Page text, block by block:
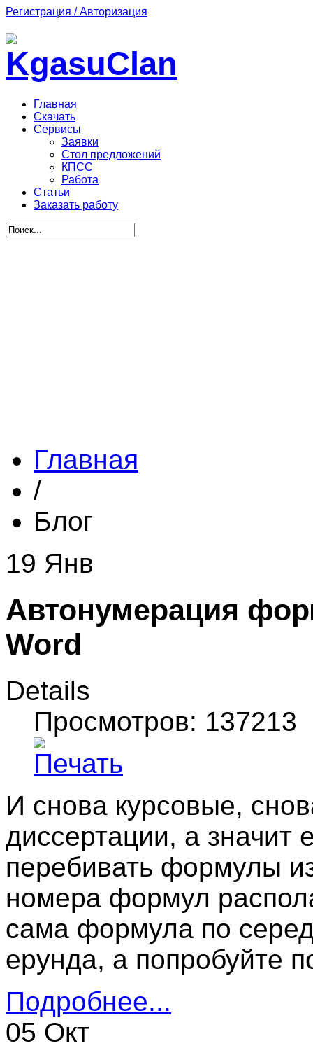
Регистрация / Авторизация
Главная
Скачать
Сервисы
Заявки
Стол предложений
КПСС
Работа
Статьи
Заказать работу
Главная
/
Блог
19 Янв
Автонумерация
Word
Details
Просмотров: 137213
И снова курсовые,
диссертации, а значит
перебивать формулы
номера формул
сама формула по
ерунда, а попробуйте
Подробнее...
05 Окт